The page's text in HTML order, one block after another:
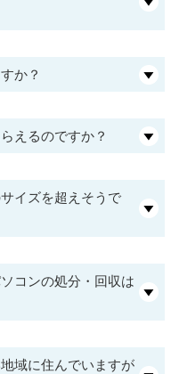
か？
えるのですか？
イズを超えそうで
コンの処分・回収は
域に住んでいますが